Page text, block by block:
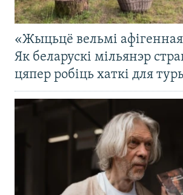
«Жыцьцё вельмі
Як беларускі мільянэр
цяпер робіць хаткі для